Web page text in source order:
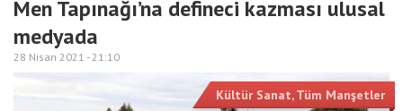
Men Tapınağı’na defineci kazması ulusal
medyada
28 Nisan 2021 - 21:10
Kültür Sanat,Tüm Manşetler